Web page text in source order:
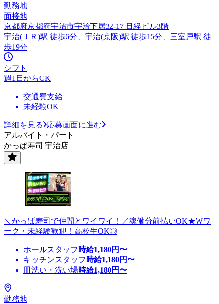
勤務地
面接地
京都府京都府宇治市宇治下居32-17 日経ビル3階
宇治(ＪＲ)駅 徒歩6分、宇治(京阪)駅 徒歩15分、三室戸駅 徒
歩19分
シフト
週1日からOK
交通費支給
未経験OK
詳細を見る
応募画面に進む
アルバイト・パート
かっぱ寿司 宇治店
＼かっぱ寿司で仲間とワイワイ！／稼働分前払いOK★Wワ
ーク・未経験歓迎！高校生OK◎
ホールスタッフ 時給1,180円〜
キッチンスタッフ 時給1,180円〜
皿洗い・洗い場時給1,180円〜
勤務地